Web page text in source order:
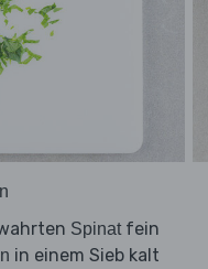
Spinatfein
in einem Sieb kalt